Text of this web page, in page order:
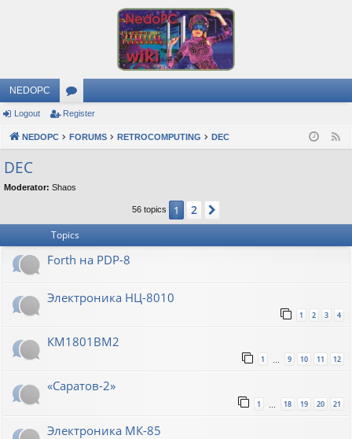
NEDOPC
or
u
s
Logout Register
NEDOPC FORUMS RETROCOMPUTING DEC
DEC
Moderator: Shaos
56 topics 1 2
Topics
Forth на PDP-8
Электроника НЦ-8010
1 2 3 4
КМ1801ВМ2
1 … 9 10 11 12
«Саратов-2»
1 18 19 20 21
Электроника МК-85